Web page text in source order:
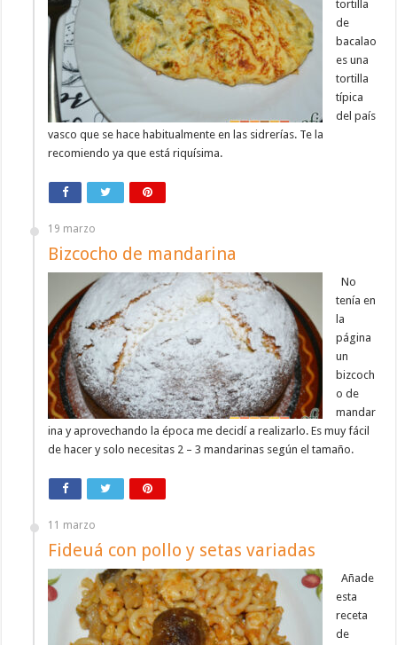
tortilla
de
bacalao
es una
tortilla
típica
del país
vasco que se hace habitualmente en las sidrerías. Te la
recomiendo ya que está riquísima.
19 marzo
Bizcocho de mandarina
No
tenía en
la
página
un
bizcoch
o de
mandar
ina y aprovechando la época me decidí a realizarlo. Es muy fácil
de hacer y solo necesitas 2 – 3 mandarinas según el tamaño.
11 marzo
Fideuá con pollo y setas variadas
Añade
esta
receta
de